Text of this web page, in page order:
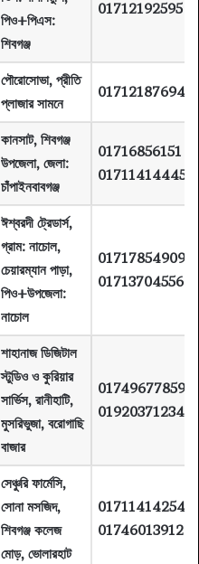
পিও+পিএস:
শিবগঞ্জ
01712192595
পৌরোসোভা, প্রীতি
প্লাজার সামনে
01712187694
কানসাট, শিবগঞ্জ
উপজেলা, জেলা:
চাঁপাইনবাবগঞ্জ
01716856151
01711414445
ঈশ্বরদী ট্রেডার্স,
গ্রাম: নাচোল,
চেয়ারম্যান পাড়া,
পিও+উপজেলা:
নাচোল
01717854909
01713704556
শাহানাজ ডিজিটাল
স্টুডিও ও কুরিয়ার
সার্ভিস, রানীহাটি,
মুসরিভুজা, বরোগাছি
বাজার
01749677859
01920371234
সেঞ্চুরি ফার্মেসি,
সোনা মসজিদ,
শিবগঞ্জ কলেজ
মোড়, ভোলারহাট
01711414254
01746013912